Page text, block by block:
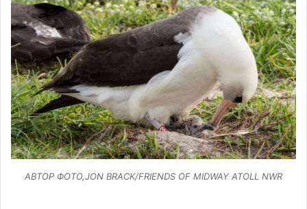
АВТОР ФОТО,JON BRACK/FRIENDS OF MIDWAY ATOLL NWR